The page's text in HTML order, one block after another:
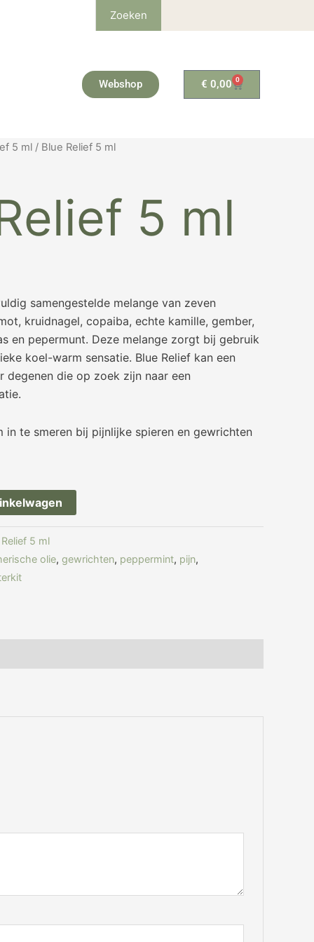
Zoeken
Webshop € 0,00 0
Winkelwagen
5 ml / Blue Relief 5 ml
5 ml
samengestelde melange van zeven
kruidnagel, copaiba, echte kamille, gember,
en pepermunt. Deze melange zorgt bij gebruik
koel-warm sensatie. Blue Relief kan een
degenen die op zoek zijn naar een
in te smeren bij pijnlijke spieren en gewrichten
5 ml
olie, gewrichten, peppermint, pijn,